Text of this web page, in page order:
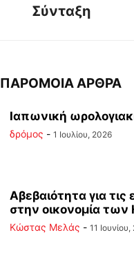
Σύνταξη
ΠΑΡΟΜΟΙΑ ΑΡΘΡΑ
Ιαπωνική
δρόμος - 1 Ιουλίου, 2026
Αβεβαιότητα για τις
στην οικονομία
Κώστας Μελάς - 11